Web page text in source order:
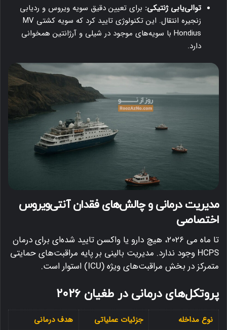
توالی‌یابی ژنتیکی: برای تعیین دقیق سویه ویروس و ردیابی
زنجیره انتقال. این تکنولوژی تایید کرد که سویه کشتی MV
Hondius با سویه‌های موجود در شیلی و آرژانتین همخوانی
دارد.
مدیریت درمانی و چالش‌های فقدان آنتی‌ویروس
اختصاصی
تا ماه می ۲۰۲۶، هیچ دارو یا واکسن تایید شده‌ای برای درمان
HCPS وجود ندارد.
مدیریت بالینی بر پایه مراقبت‌های حمایتی
متمرکز در بخش مراقبت‌های ویژه (ICU) استوار است.
پروتکل‌های درمانی در طغیان ۲۰۲۶
نوع مداخله جزئیات عملیاتی هدف درمانی